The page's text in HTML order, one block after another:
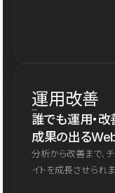
運用改善
誰でも運用・改
成果の出るWeb
分析から改善まで、
イトを成長させられま